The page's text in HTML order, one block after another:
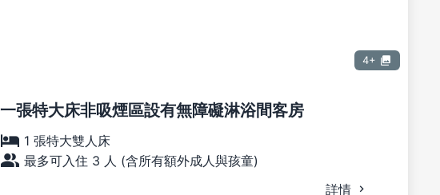
4+
一張特大床非吸煙區設有無障礙淋浴間客房
1 張特大雙人床
最多可入住 3 人 (含所有額外成人與孩童)
詳情